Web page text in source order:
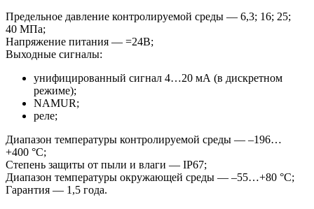
Предельное давление контролируемой среды — 6,3; 16; 25;
40 МПа;
Напряжение питания — =24В;
Выходные сигналы:
унифицированный сигнал 4…20 мА (в дискретном
режиме);
NAMUR;
реле;
Диапазон температуры контролируемой среды — –196…
+400 °С;
Степень защиты от пыли и влаги — IP67;
Диапазон температуры окружающей среды — –55…+80 °С;
Гарантия — 1,5 года.